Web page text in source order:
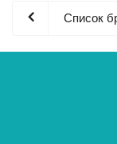
Список